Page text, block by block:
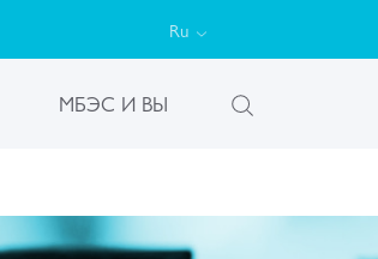
Ru
МБЭС И ВЫ